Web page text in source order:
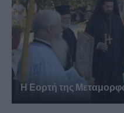
Η Εορτή της